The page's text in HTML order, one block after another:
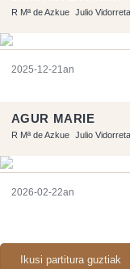
R Mª de Azkue Julio
2025-12-21an
AGUR MARIE
R Mª de Azkue Julio
2026-02-22an
Ikusi partitura guztiak